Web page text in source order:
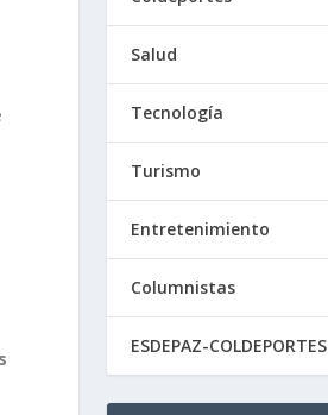
Salud
Tecnología
Turismo
Entretenimiento
Columnistas
ESDEPAZ-COLDEPORTES